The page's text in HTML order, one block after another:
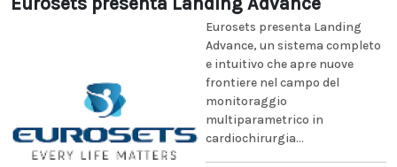
Eurosets presenta Landing
Advance, un sistema completo
e intuitivo che apre nuove
frontiere nel campo del
monitoraggio
multiparametrico in
cardiochirurgia...